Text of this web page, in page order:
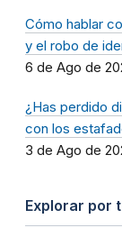
Cómo hablar
y el robo de
6 de Ago de
¿Has perdido
con los
3 de Ago de
Explorar por